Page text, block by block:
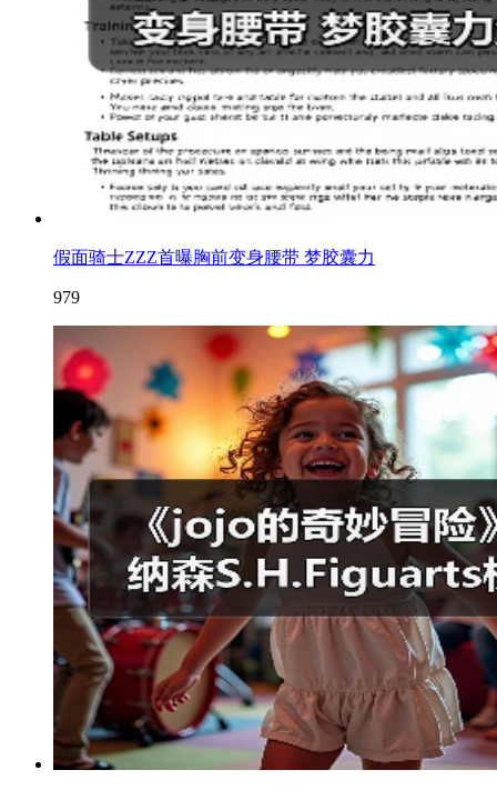
假面骑士ZZZ首曝胸前变身腰带 梦胶囊力
979